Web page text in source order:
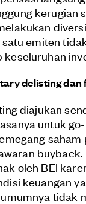
kerugian
emiten
delisting
diajukan
untuk
oleh BEI
keuangan
tidak